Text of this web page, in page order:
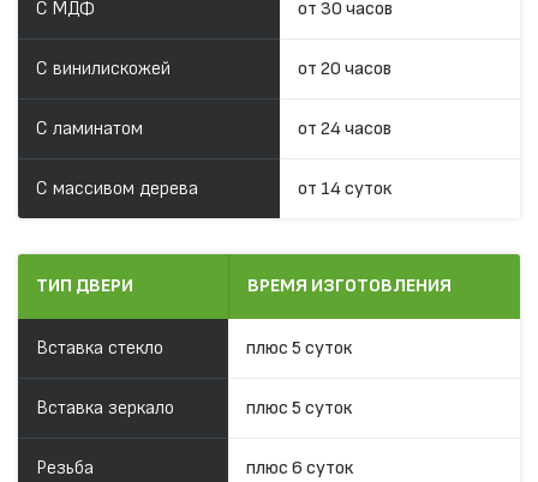
С МДФ от 30 часов
С винилискожей от 20 часов
С ламинатом от 24 часов
С массивом дерева от 14 суток
ТИП ДВЕРИ ВРЕМЯ ИЗГОТОВЛЕНИЯ
Вставка стекло плюс 5 суток
Вставка зеркало плюс 5 суток
Резьба плюс 6 суток